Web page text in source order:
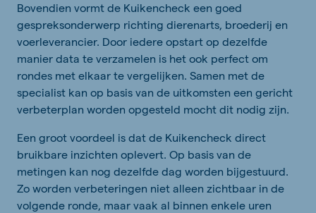
Bovendien vormt de Kuikencheck een goed
gespreksonderwerp richting dierenarts, broederij en
voerleverancier. Door iedere opstart op dezelfde
manier data te verzamelen is het ook perfect om
rondes met elkaar te vergelijken. Samen met de
specialist kan op basis van de uitkomsten een gericht
verbeterplan worden opgesteld mocht dit nodig zijn.
Een groot voordeel is dat de Kuikencheck direct
bruikbare inzichten oplevert. Op basis van de
metingen kan nog dezelfde dag worden bijgestuurd.
Zo worden verbeteringen niet alleen zichtbaar in de
volgende ronde, maar vaak al binnen enkele uren